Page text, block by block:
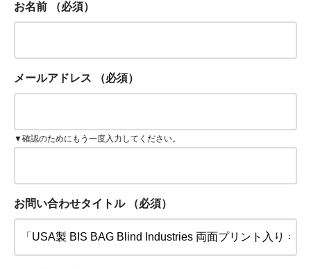
お名前 （必須）
メールアドレス （必須）
▼確認のためにもう一度入力してください。
お問い合わせタイトル （必須）